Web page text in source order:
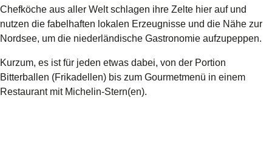
Chefköche aus aller Welt schlagen ihre Zelte hier auf und
nutzen die fabelhaften lokalen Erzeugnisse und die Nähe zur
Nordsee, um die niederländische Gastronomie aufzupeppen.
Kurzum, es ist für jeden etwas dabei, von der Portion
Bitterballen (Frikadellen) bis zum Gourmetmenü in einem
Restaurant mit Michelin-Stern(en).